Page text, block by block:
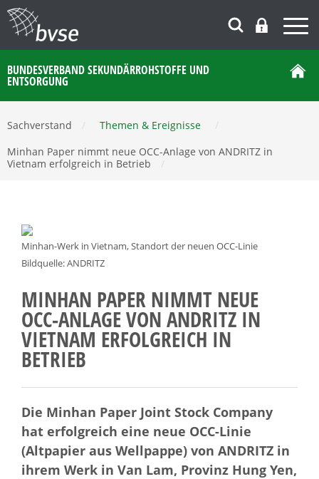
BUNDESVERBAND SEKUNDÄRROHSTOFFE UND
ENTSORGUNG
Sachverstand Themen & Ereignisse
Minhan Paper nimmt neue OCC-Anlage von ANDRITZ in
Vietnam erfolgreich in Betrieb
Minhan-Werk in Vietnam, Standort der neuen OCC-Linie
Bildquelle: ANDRITZ
MINHAN PAPER NIMMT NEUE
OCC-ANLAGE VON ANDRITZ IN
VIETNAM ERFOLGREICH IN
BETRIEB
Die Minhan Paper Joint Stock Company
hat erfolgreich eine neue OCC-Linie
(Altpapier aus Wellpappe) von ANDRITZ in
ihrem Werk in Van Lam, Provinz Hung Yen,